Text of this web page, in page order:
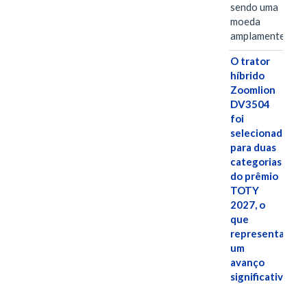
sendo uma
moeda
amplamente…
O trator
híbrido
Zoomlion
DV3504
foi
selecionado
para duas
categorias
do prêmio
TOTY
2027, o
que
representa
um
avanço
significativo